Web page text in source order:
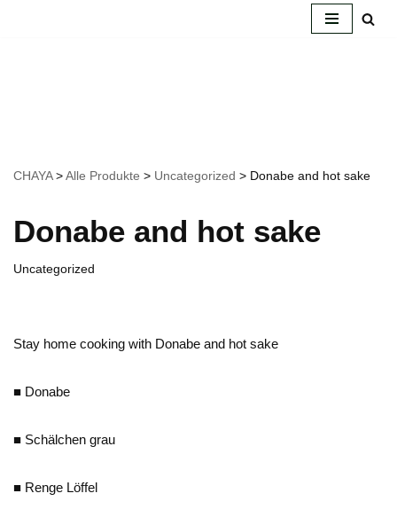
CHAYA>Alle Produkte > Uncategorized > Donabe and hot sake
Donabe and hot sake
Uncategorized
Stay home cooking with Donabe and hot sake
■ Donabe
■ Schälchen grau
■ Renge Löffel